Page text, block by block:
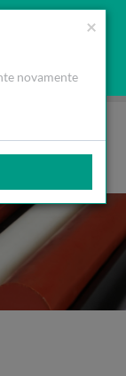
Ao fechar esta
O que são Cookies
PT
Cliente
×
novamente